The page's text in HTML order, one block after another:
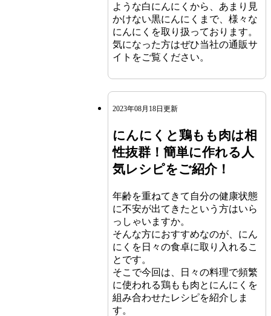
ような白にんにくから、あまり見
かけない黒にんにくまで、様々な
にんにくを取り扱っております。
気になった方はぜひ当社の通販サ
イトをご覧ください。
2023年08月18日更新
にんにくと鶏もも肉は相
性抜群！簡単に作れる人
気レシピをご紹介！
年齢を重ねてきて自分の健康状態
に不安が出てきたという方はいら
っしゃいますか。
そんな方におすすめなのが、にん
にくを日々の食卓に取り入れるこ
とです。
そこで今回は、日々の料理で頻繁
に使われる鶏もも肉とにんにくを
組み合わせたレシピを紹介しま
す。